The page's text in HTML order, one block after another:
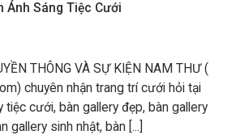
Ánh Sáng Tiệc Cưới
THÔNG VÀ SỰ KIỆN NAM THƯ (
chuyên nhận trang trí cưới hỏi tại
tiệc cưới, bàn gallery đẹp, bàn gallery
gallery sinh nhật, bàn [...]